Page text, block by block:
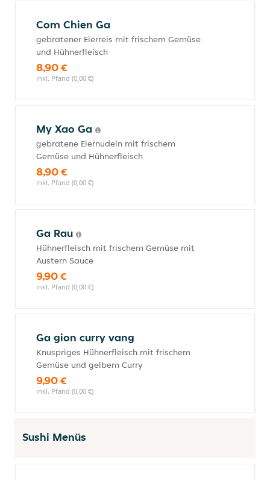
Com Chien Ga
gebratener Eierreis mit frischem Gemüse
und Hühnerfleisch
8,90 €
inkl. Pfand (0,00 €)
My Xao Ga
gebratene Eiernudeln mit frischem
Gemüse und Hühnerfleisch
8,90 €
inkl. Pfand (0,00 €)
Ga Rau
Hühnerfleisch mit frischem Gemüse mit
Austern Sauce
9,90 €
inkl. Pfand (0,00 €)
Ga gion curry vang
Knuspriges Hühnerfleisch mit frischem
Gemüse und gelbem Curry
9,90 €
inkl. Pfand (0,00 €)
Sushi Menüs